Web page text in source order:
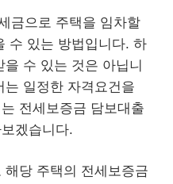
금으로 주택을 임차할
수 있는 방법입니다. 하
수 있는 것은 아닙니
일정한 자격요건을
전세보증금 담보대출
겠습니다.
당 주택의 전세보증금